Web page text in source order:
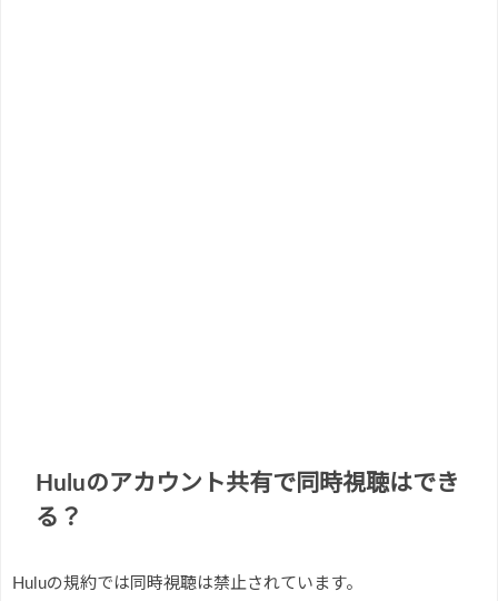
Huluのアカウント共有で同時視聴はでき
る？
Huluの規約では同時視聴は禁止されています。